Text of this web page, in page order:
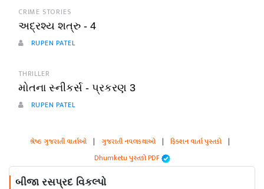
CRIME STORIES
અદ્રશ્ય શત્રુ - 4
RUPEN PATEL
THRILLER
મોતના સ્નીકર્સ - પ્રકરણ 3
RUPEN PATEL
શ્રેષ્ઠ ગુજરાતી વાર્તાઓ | ગુજરાતી નવલકથાઓ | ફિક્શન વાર્તા પુસ્તકો |
Dhumketu પુસ્તકો PDF
બીજા રસપ્રદ વિકલ્પો